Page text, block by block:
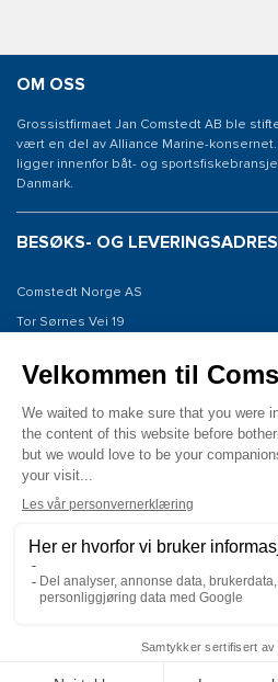
OM OSS
Grossistfirmaet Jan Comstedt AB ble
vært en del av Alliance Marine-
ligger innenfor båt- og
Danmark.
BESØKS- OG
Comstedt Norge AS
Tor Sørnes Vei 19
Norway
KONTAKT OSS